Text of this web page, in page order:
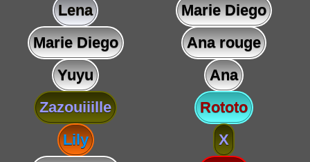
Lena
Marie Diego
Marie Diego
Ana rouge
Yuyu
Ana
Zazouiiille
Rototo
Lily
X